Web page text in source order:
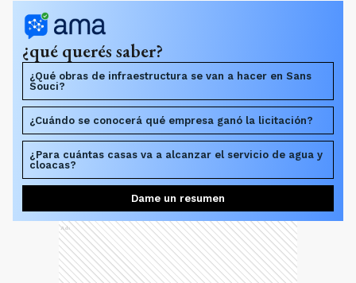
¿qué querés saber?
¿Qué obras de infraestructura se van a hacer en Sans
Souci?
¿Cuándo se conocerá qué empresa ganó la licitación?
¿Para cuántas casas va a alcanzar el servicio de agua y
cloacas?
Dame un resumen
Ads